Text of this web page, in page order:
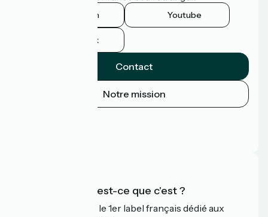
Instagram Youtube
Facebook
Contact
Notre mission
Accueil Vélo qu'est-ce que c'est ?
Accueil Vélo c'est le 1er label français dédié aux